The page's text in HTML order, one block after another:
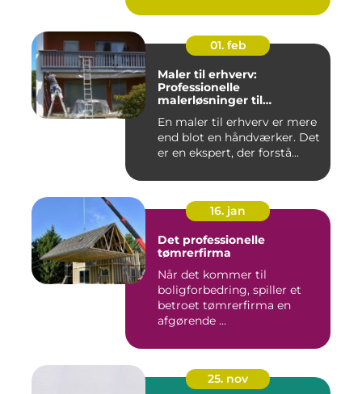
01. feb
Maler til erhverv:
Professionelle
malerløsninger til
En maler til erhverv er mere
end blot en håndværker. Det
er en ekspert, der forstå...
16. jan
Det professionelle
tømrerfirma
Når det kommer til
boligforbedring, spiller et
betroet tømrerfirma en
afgørende ...
25. nov